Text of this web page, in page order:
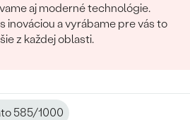
aj moderné technológie.
inováciou a vyrábame pre vás to
z každej oblasti.
585/1000